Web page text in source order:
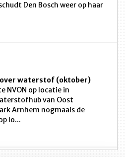
Den Bosch weer op haar
over waterstof (oktober)
NVON op locatie in
van Oost
Arnhem nogmaals de
lo...